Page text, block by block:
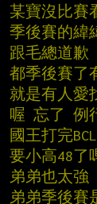
某寶沒比賽
季後賽的緯
跟毛總道歉
都季後賽了
就是有人愛
喔 忘了 例
國王打完
要小高48了
弟弟也太強
弟弟季後賽